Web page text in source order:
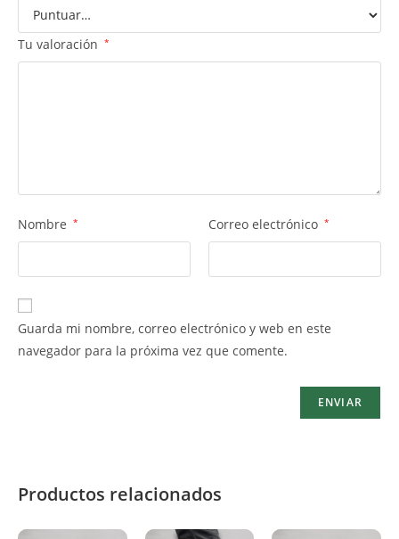
Tu valoración *
Nombre * Correo electrónico *
Guarda mi nombre, correo electrónico y web en este
navegador para la próxima vez que comente.
Productos relacionados